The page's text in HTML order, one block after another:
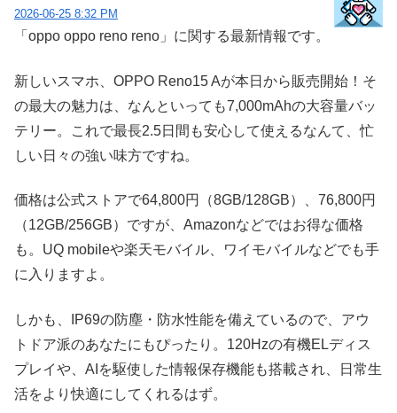
2026-06-25 8:32 PM
「oppo oppo reno reno」に関する最新情報です。
新しいスマホ、OPPO Reno15 Aが本日から販売開始！そ
の最大の魅力は、なんといっても7,000mAhの大容量バッ
テリー。これで最長2.5日間も安心して使えるなんて、忙
しい日々の強い味方ですね。
価格は公式ストアで64,800円（8GB/128GB）、76,800円
（12GB/256GB）ですが、Amazonなどではお得な価格
も。UQ mobileや楽天モバイル、ワイモバイルなどでも手
に入りますよ。
しかも、IP69の防塵・防水性能を備えているので、アウ
トドア派のあなたにもぴったり。120Hzの有機ELディス
プレイや、AIを駆使した情報保存機能も搭載され、日常生
活をより快適にしてくれるはず。